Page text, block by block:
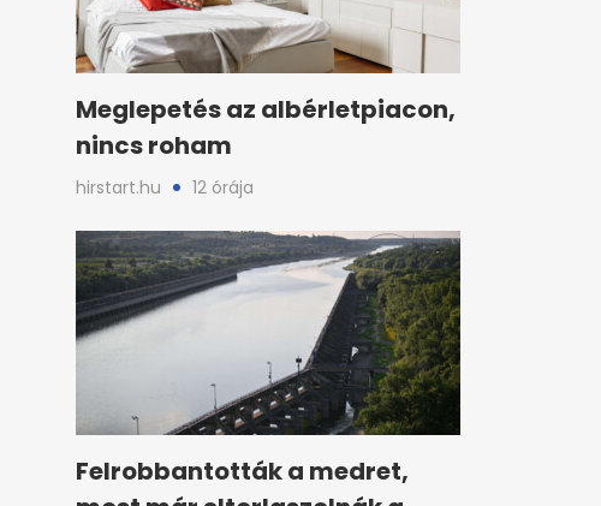
Meglepetés az albérletpiacon,
nincs roham
hirstart.hu 12 órája
Felrobbantották a medret,